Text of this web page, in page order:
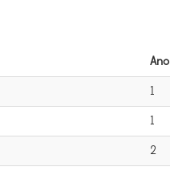
Ano
1
1
2